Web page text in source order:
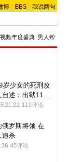
博 - BBS - 我说两句
频年度盛典 男人帮
岁少女的死刑改
述：出狱11年
避被害人家属
21:22 119评论
俄罗斯将领 在
追杀
45评论